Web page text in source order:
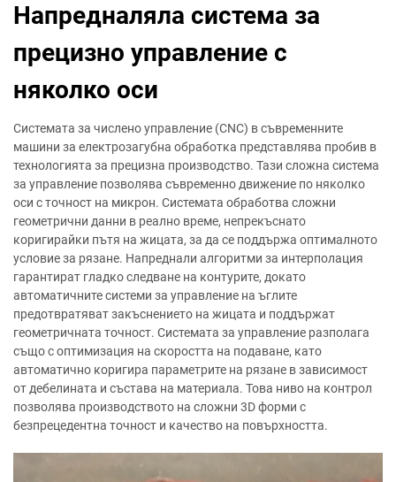
Напредналяла система за
прецизно управление с
няколко оси
Системата за числено управление (CNC) в съвременните
машини за електрозагубна обработка представлява пробив в
технологията за прецизна производство. Тази сложна система
за управление позволява съвременно движение по няколко
оси с точност на микрон. Системата обработва сложни
геометрични данни в реално време, непрекъснато
коригирайки пътя на жицата, за да се поддържа оптималното
условие за рязане. Напреднали алгоритми за интерполация
гарантират гладко следване на контурите, докато
автоматичните системи за управление на ъглите
предотвратяват закъснението на жицата и поддържат
геометричната точност. Системата за управление разполага
също с оптимизация на скоростта на подаване, като
автоматично коригира параметрите на рязане в зависимост
от дебелината и състава на материала. Това ниво на контрол
позволява производството на сложни 3D форми с
безпрецедентна точност и качество на повърхността.